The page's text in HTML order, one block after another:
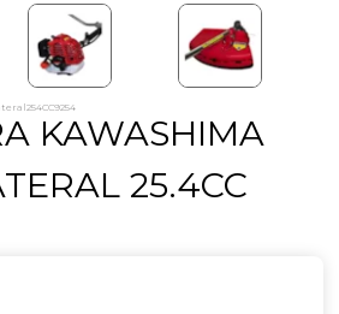
KAWASHIMA
25.4CC